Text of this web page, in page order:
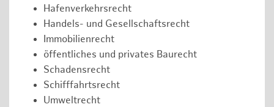
Hafenverkehrsrecht
Handels- und Gesellschaftsrecht
Immobilienrecht
öffentliches und privates Baurecht
Schadensrecht
Schifffahrtsrecht
Umweltrecht